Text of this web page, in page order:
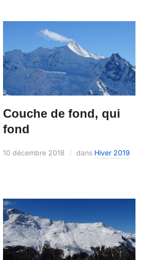
Couche de fond, qui
fond
10 décembre 2018 dans Hiver 2019